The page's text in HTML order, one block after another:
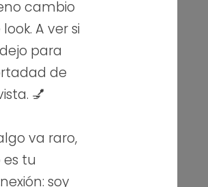
soy n@d@”,
Revista Digital del
portal de
cambio
A ver si
para
de
💅
va raro,
es tu
soy